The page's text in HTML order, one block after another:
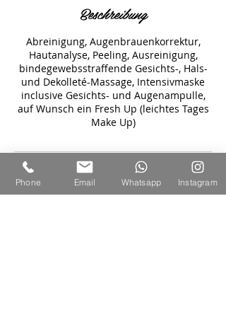
Beschreibung
Abreinigung, Augenbrauenkorrektur,
Hautanalyse, Peeling, Ausreinigung,
bindegewebsstraffende Gesichts-, Hals-
und Dekolleté-Massage, Intensivmaske
inclusive Gesichts- und Augenampulle,
auf Wunsch ein Fresh Up (leichtes Tages
Make Up)
Kontaktangaben
Phone Email Whatsapp Instagram